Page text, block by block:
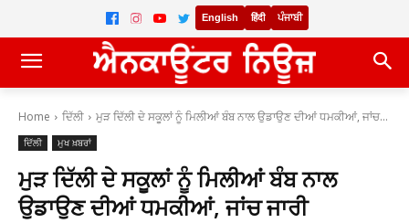
English हिंदी ਪੰਜਾਬੀ
Home ਦਿੱਲੀ ਮੁੜ ਦਿੱਲੀ ਦੇ ਸਕੂਲਾਂ ਨੂੰ ਮਿਲੀਆਂ ਬੰਬ ਨਾਲ ਉਡਾਉਣ ਦੀਆਂ ਧਮਕੀਆਂ, ਜਾਂਚ...
ਦਿੱਲੀ ਮੁਖ ਖ਼ਬਰਾਂ
ਮੁੜ ਦਿੱਲੀ ਦੇ ਸਕੂਲਾਂ ਨੂੰ ਮਿਲੀਆਂ ਬੰਬ ਨਾਲ
ਉਡਾਉਣ ਦੀਆਂ ਧਮਕੀਆਂ, ਜਾਂਚ ਜਾਰੀ